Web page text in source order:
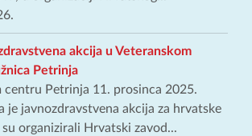
akcija u Veteranskom
Petrinja
centru Petrinja 11. prosinca 2025.
je javnozdravstvena akcija za hrvatske
organizirali Hrvatski zavod...